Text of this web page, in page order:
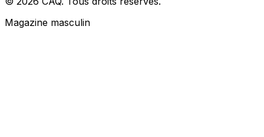
Magazine masculin